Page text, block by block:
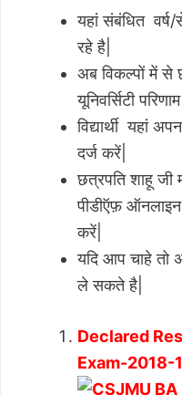
यहां संबंधित
रहे है|
अब विकल्पों में से
यूनिवर्सिटी
विद्यार्थी यहां
दर्ज करें|
छत्रपति शाहू जी
पीडीऍफ़
करें|
यदि आप चाहे तो
ले सकते है|
Declared
Exam-2018-